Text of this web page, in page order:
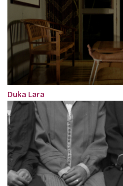
Duka Lara